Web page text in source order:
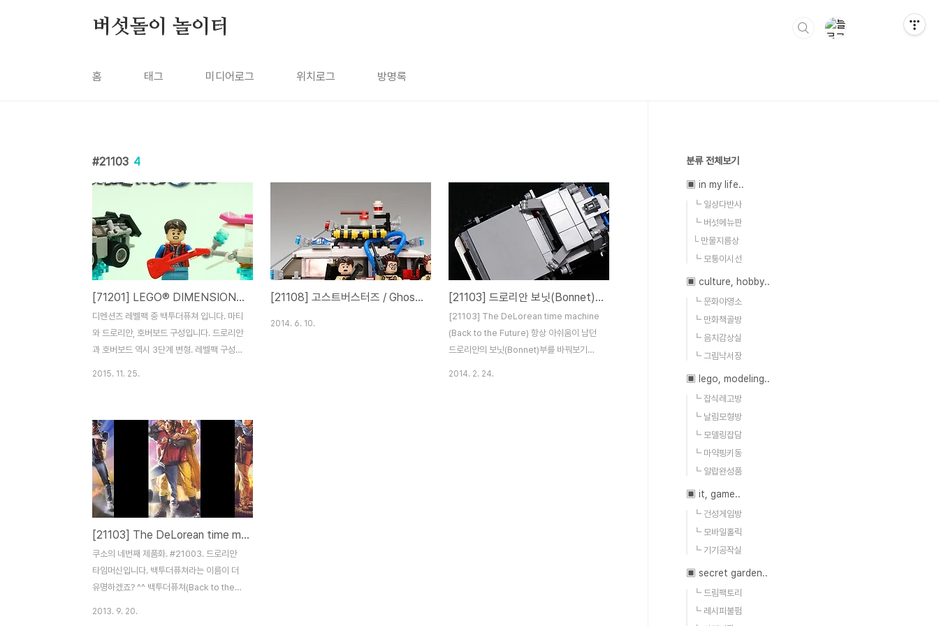
버섯돌이 놀이터
홈 태그 미디어로그 위치로그 방명록
21103 4
[71201] LEGO® DIMENSIONS™ Back to the Future™ Level Pack / 백투더퓨쳐 레벨팩
디멘션즈 레벨팩 중 백투더퓨쳐 입니다. 마티
와 드로리안, 호버보드 구성입니다. 드로리안
과 호버보드 역시 3단계 변형. 레벨팩 구성은
다에요. 피규어 만들고 올려라. 끝. 나머진 광
고죠. 역시 기체의 인스는 게임내에서 제공합
니다. 호버보드는 제대로 나와주었네요. 아주
예쁩니다. ^^ 요상한 베이스가 달려 있는데..
역시 B/C 모델을 위한 부품입니다. 드로리안
을 만들어 볼까요? 무려 걸윙도어도 재현되
어 있습니다. 작지만 귀여워요. 게임내에서
미피가 타고 있는 모습은 더 귀엽습니다. 개
인적으로는 드로리안 만든 후에는 배트포드
잘..
2015. 11. 25.
[21108] 고스트버스터즈 / Ghostbusters ECTO-1
2014. 6. 10.
[21103] 드로리안 보닛(Bonnet) 바꿔보기.
[21103] The DeLorean time machine
(Back to the Future) 항상 아쉬움이 남던
드로리안의 보닛(Bonnet)부를 바꿔보기로
2014. 2. 24.
[21103] The DeLorean time machine (Back to the Future)
쿠소의 네번째 제품화. #21003. 드로리안
타임머신입니다. 백투더퓨쳐라는 이름이 더
유명하겠죠? ^^ 백투더퓨쳐(Back to the
2013. 9. 20.
분류 전체보기
▣ in my life..
┗ 일상다반사
┗ 버섯메뉴판
└ 만물지름상
┗ 모퉁이시선
▣ culture, hobby..
┗ 문화야영소
┗ 만화책골방
┗ 음치감상실
┗ 그림낙서장
▣ lego, modeling..
┗ 잡식레고방
┗ 날림모형방
┗ 모델링잡담
┗ 마약핑키동
┗ 알랍완성품
▣ it, game..
┗ 건성게임방
┗ 모바일홀릭
┗ 기기공작실
▣ secret garden..
┗ 드림팩토리
┗ 레시피불펌